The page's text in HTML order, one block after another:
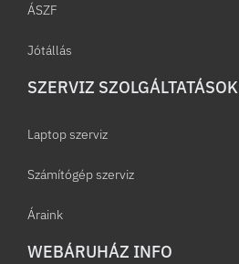
ÁSZF
Jótállás
SZERVIZ SZOLGÁLTATÁSOK
Laptop szerviz
Számítógép szerviz
Áraink
WEBÁRUHÁZ INFO